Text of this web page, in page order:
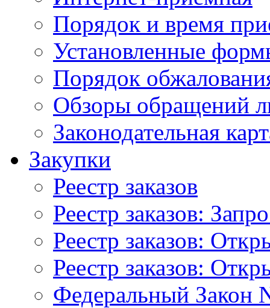
Порядок и время
Установленные
Порядок
Обзоры обращений
Законодательная
Закупки
Реестр заказов
Реестр заказов:
Реестр заказов:
Реестр заказов:
Федеральный Закон